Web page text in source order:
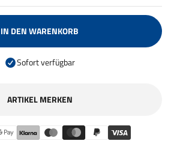
IN DEN WARENKORB
Sofort verfügbar
ARTIKEL MERKEN